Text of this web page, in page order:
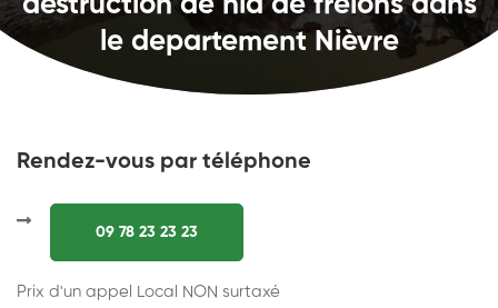
le departement Nièvre
Rendez-vous par téléphone
09 78 23 23 23
Prix d'un appel Local NON surtaxé